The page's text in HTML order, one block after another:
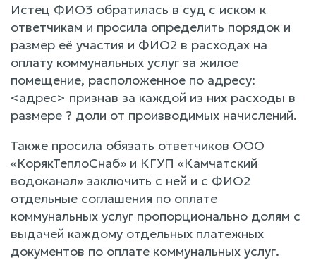
Истец ФИО3 обратилась в суд с иском к
ответчикам и просила определить порядок и
размер её участия и ФИО2 в расходах на
оплату коммунальных услуг за жилое
помещение, расположенное по адресу:
<адрес> признав за каждой из них расходы в
размере ? доли от производимых начислений.
Также просила обязать ответчиков ООО
«КорякТеплоСнаб» и КГУП «Камчатский
водоканал» заключить с ней и с ФИО2
отдельные соглашения по оплате
коммунальных услуг пропорционально долям с
выдачей каждому отдельных платежных
документов по оплате коммунальных услуг.